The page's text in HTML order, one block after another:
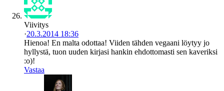
Viivitys
·20.3.2014 18:36
Hienoa! En malta odottaa! Viiden tähden vegaani löytyy jo
hyllystä, tuon uuden kirjasi hankin ehdottomasti sen kaveriksi
:o)!
Vastaa